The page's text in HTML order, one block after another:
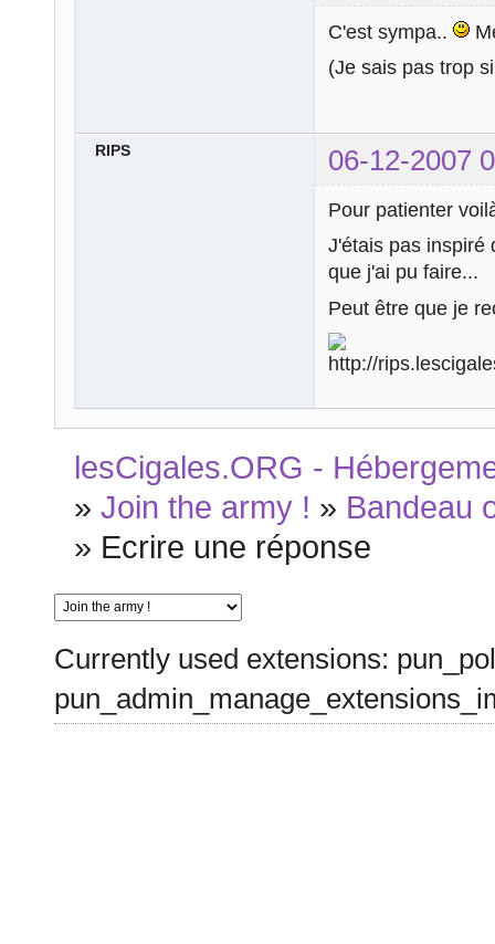
C'est sympa..
(Je sais pas trop
RIPS 06-12-2007
Pour patienter
J'étais pas inspiré
que j'ai pu faire...
Peut être que je
lesCigales.ORG -
»Join the army ! » Bandeau
» Ecrire une réponse
Currently used extensions: